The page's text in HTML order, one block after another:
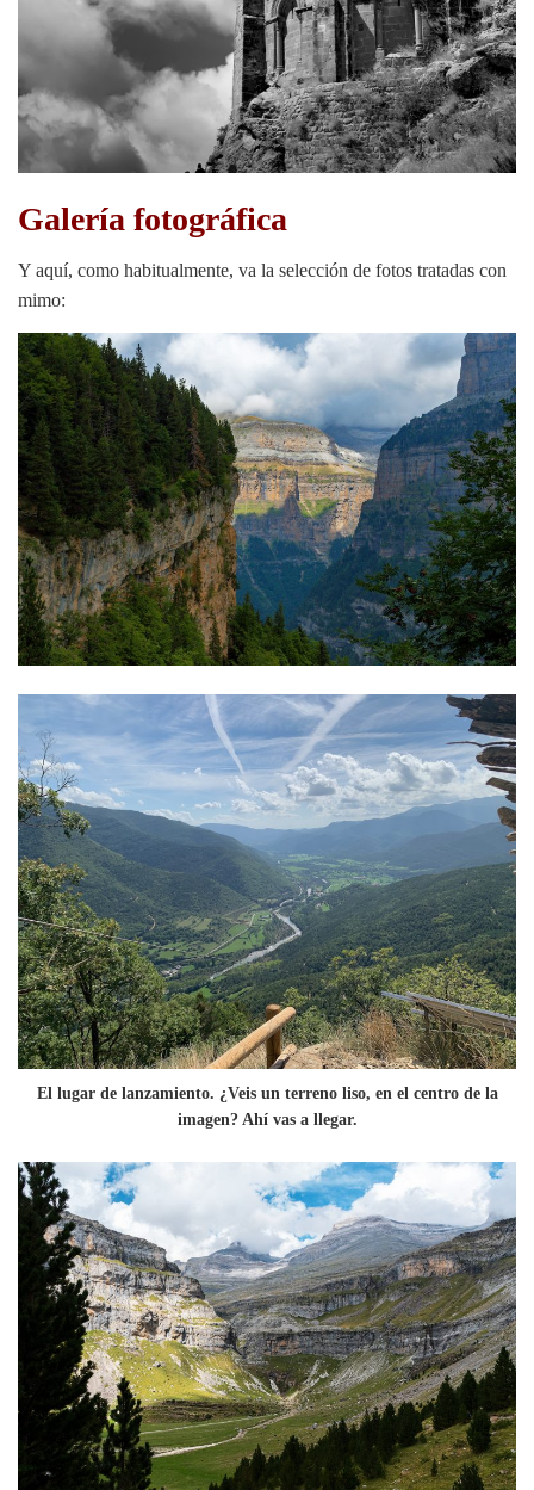
Galería fotográfica
Y aquí, como habitualmente, va la selección de fotos tratadas con
mimo:
El lugar de lanzamiento. ¿Veis un terreno liso, en el centro de la
imagen? Ahí vas a llegar.